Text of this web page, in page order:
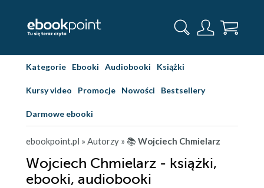
Kategorie Ebooki Audiobooki Książki
Kursy video Promocje Nowości Bestsellery
Darmowe ebooki
ebookpoint.pl » Autorzy » 📚Wojciech Chmielarz
Wojciech Chmielarz - książki,
ebooki, audiobooki